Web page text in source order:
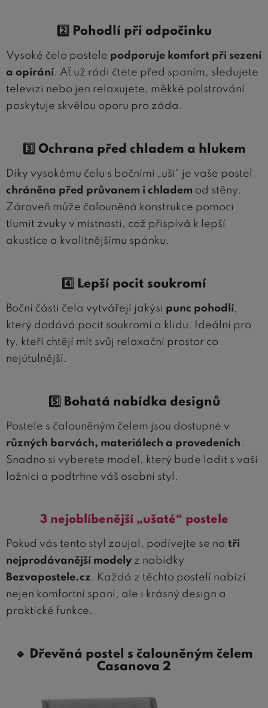
2️⃣ Pohodlí při odpočinku
Vysoké čelo postele podporuje komfort při sezení
a opírání. Ať už rádi čtete před spaním, sledujete
televizi nebo jen relaxujete, měkké polstrování
poskytuje skvělou oporu pro záda.
3️⃣ Ochrana před chladem a hlukem
Díky vysokému čelu s bočními „uši“ je vaše postel
chráněna před průvanem i chladem od stěny.
Zároveň může čalouněná konstrukce pomoci
tlumit zvuky v místnosti, což přispívá k lepší
akustice a kvalitnějšímu spánku.
4️⃣ Lepší pocit soukromí
Boční části čela vytvářejí jakýsi punc pohodlí,
který dodává pocit soukromí a klidu. Ideální pro
ty, kteří chtějí mít svůj relaxační prostor co
nejútulnější.
5️⃣ Bohatá nabídka designů
Postele s čalouněným čelem jsou dostupné v
různých barvách, materiálech a provedeních.
Snadno si vyberete model, který bude ladit s vaší
ložnicí a podtrhne váš osobní styl.
3 nejoblíbenější „ušaté“ postele
Pokud vás tento styl zaujal, podívejte se na tři
nejprodávanější modely z nabídky
Bezvapostele.cz. Každá z těchto postelí nabízí
nejen komfortní spaní, ale i krásný design a
praktické funkce.
🔹
Dřevěná postel s čalouněným čelem
Casanova 2